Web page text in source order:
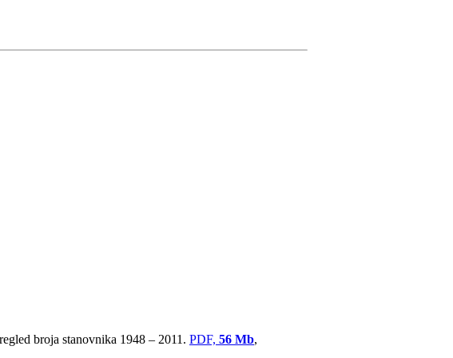
broja stanovnika 1948 – 2011. PDF, 56 Mb,